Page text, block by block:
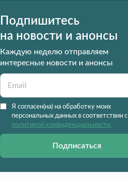
Подпишитесь
на новости и анонсы
Каждую неделю отправляем
интересные новости и анонсы
Я согласен(на) на обработку моих
персональных данных в соответствии с
политикой конфиденциальности.
Подписаться